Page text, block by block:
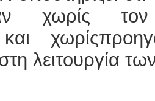
χωρίς
λειτουργία